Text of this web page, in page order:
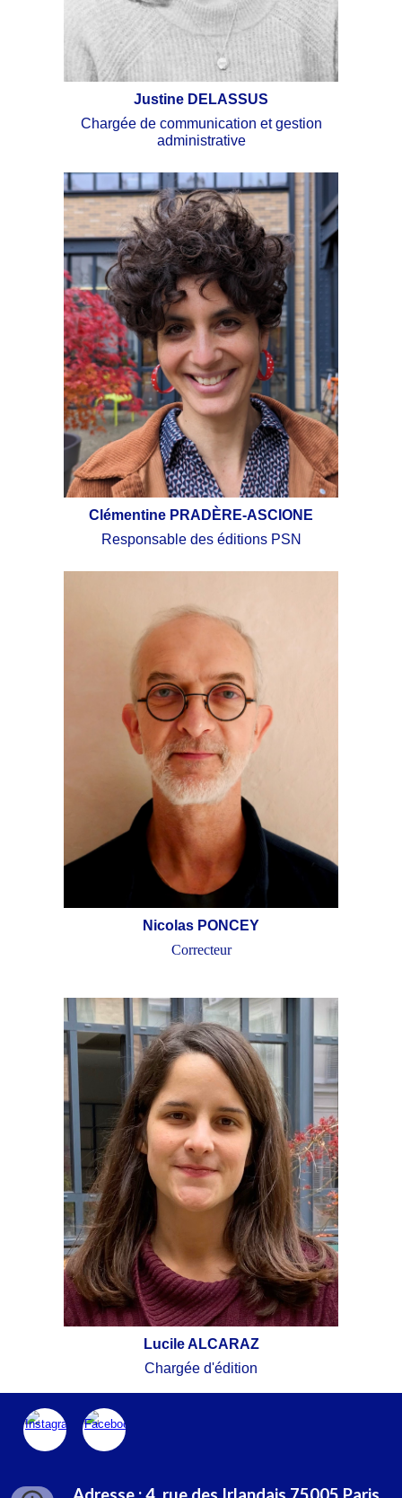
Justine DELASSUS
Chargée de communication et gestion
administrative
Clémentine PRADÈRE-ASCIONE
Responsable des éditions PSN
Nicolas PONCEY
Correcteur
Lucile ALCARAZ
Chargée d'édition